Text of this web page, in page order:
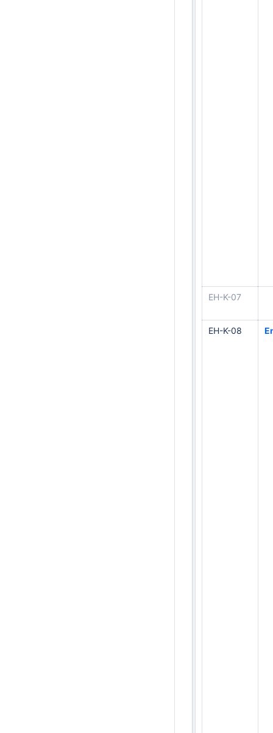
EH-K-07
EH-K-08